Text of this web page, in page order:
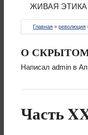
ЖИВАЯ ЭТИКА
Главная » революция
О СКРЫТОМ
Написал admin в
Часть